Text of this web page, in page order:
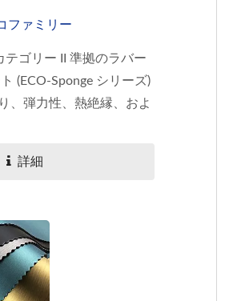
ファミリー
テゴリー II 準拠のラバー
(ECO-Sponge シリーズ)
、弾力性、熱絶縁、およ
詳細